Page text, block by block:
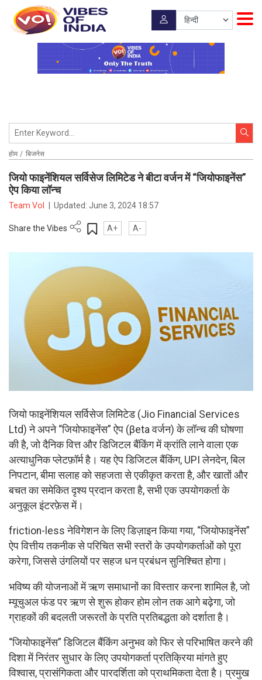
होम बिजनेस
जियो फाइनेंशियल सर्विसेज लिमिटेड ने बीटा वर्जन में “जियोफाइनेंस”
ऐप किया लॉन्च
Team VoI Updated:June 3, 2024 18:57
Share the Vibes A+ A-
जियो फाइनेंशियल सर्विसेज लिमिटेड (Jio Financial Services
Ltd) ने अपने “जियोफाइनेंस” ऐप (βeta वर्जन) के लॉन्च की घोषणा
की है, जो दैनिक वित्त और डिजिटल बैंकिंग में क्रांति लाने वाला एक
अत्याधुनिक प्लेटफ़ॉर्म है। यह ऐप डिजिटल बैंकिंग, UPI लेनदेन, बिल
निपटान, बीमा सलाह को सहजता से एकीकृत करता है, और खातों और
बचत का समेकित दृश्य प्रदान करता है, सभी एक उपयोगकर्ता के
अनुकूल इंटरफ़ेस में।
friction-less नेविगेशन के लिए डिज़ाइन किया गया, “जियोफाइनेंस”
ऐप वित्तीय तकनीक से परिचित सभी स्तरों के उपयोगकर्ताओं को पूरा
करेगा, जिससे उंगलियों पर सहज धन प्रबंधन सुनिश्चित होगा।
भविष्य की योजनाओं में ऋण समाधानों का विस्तार करना शामिल है, जो
म्यूचुअल फंड पर ऋण से शुरू होकर होम लोन तक आगे बढ़ेगा, जो
ग्राहकों की बदलती जरूरतों के प्रति प्रतिबद्धता को दर्शाता है।
“जियोफाइनेंस” डिजिटल बैंकिंग अनुभव को फिर से परिभाषित करने की
दिशा में निरंतर सुधार के लिए उपयोगकर्ता प्रतिक्रिया मांगते हुए
विश्वास, प्रासंगिकता और पारदर्शिता को प्राथमिकता देता है। प्रमुख